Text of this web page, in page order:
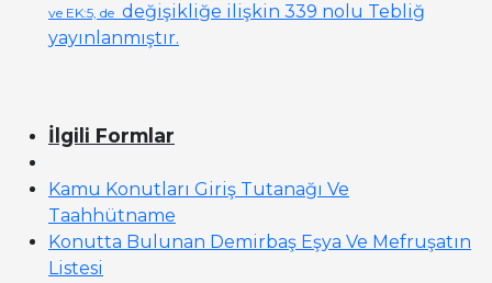
ve EK:5, de değişikliğe ilişkin 339 nolu Tebliğ
yayınlanmıştır.
İlgili Formlar
Kamu Konutları Giriş Tutanağı Ve
Taahhütname
Konutta Bulunan Demirbaş Eşya Ve Mefruşatın
Listesi